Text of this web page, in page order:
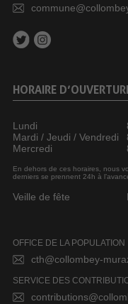
HORAIRE
Lundi
Mardi / Jeudi / Vendredi
Mercredi
En dehors de ces horaires, nous
derniers se prennent 24h à
Veille de fête
OFFICE DE LA POPULATION
cth@collombey-
SERVICE DES